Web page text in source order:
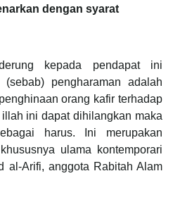
dengan syarat
kepada pendapat ini
pengharaman adalah
orang kafir terhadap
ini dapat dihilangkan maka
harus. Ini merupakan
ulama kontemporari
al-Arifi, anggota Rabitah Alam